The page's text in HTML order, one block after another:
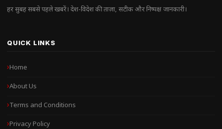
हर सुबह सबसे पहले खबरें। देश-विदेश की ताज़ा, सटीक और निष्पक्ष जानकारी।
QUICK LINKS
Home
About Us
Terms and Conditions
Privacy Policy